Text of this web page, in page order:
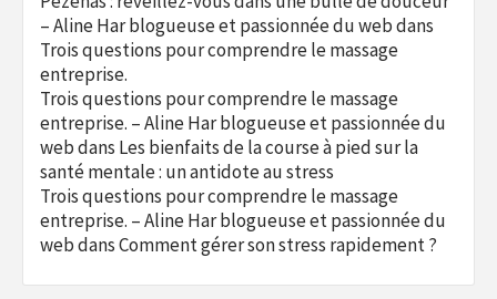
– Aline Har blogueuse et passionnée du webdans
Trois questions pour comprendre le massage
entreprise.
Trois questions pour comprendre le massage
entreprise. – Aline Har blogueuse et passionnée du
webdans Les bienfaits de la course à pied sur la
santé mentale : un antidote au stress
Trois questions pour comprendre le massage
entreprise. – Aline Har blogueuse et passionnée du
webdansComment gérer son stress rapidement ?